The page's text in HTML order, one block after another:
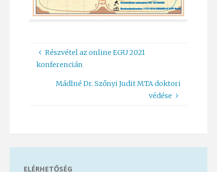
Részvétel az online EGU 2021
konferencián
Mádlné Dr. Szőnyi Judit MTA doktori
védése
ELÉRHETŐSÉG